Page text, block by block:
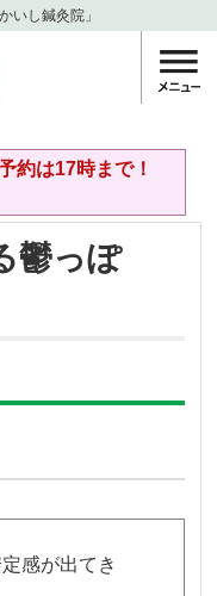
いし鍼灸院」
約は17時まで！
鬱っぽ
感が出てき